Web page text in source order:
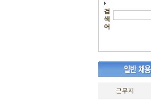
검
색
어
근무지